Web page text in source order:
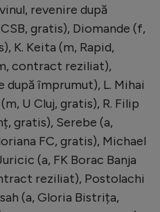
revenire după
gratis), Diomande (f,
K. Keita (m, Rapid,
contract reziliat),
după împrumut), L. Mihai
U Cluj, gratis), R. Filip
gratis), Serebe (a,
FC, gratis), Michael
(a, FK Borac Banja
reziliat), Postolachi
(a, Gloria Bistrița,